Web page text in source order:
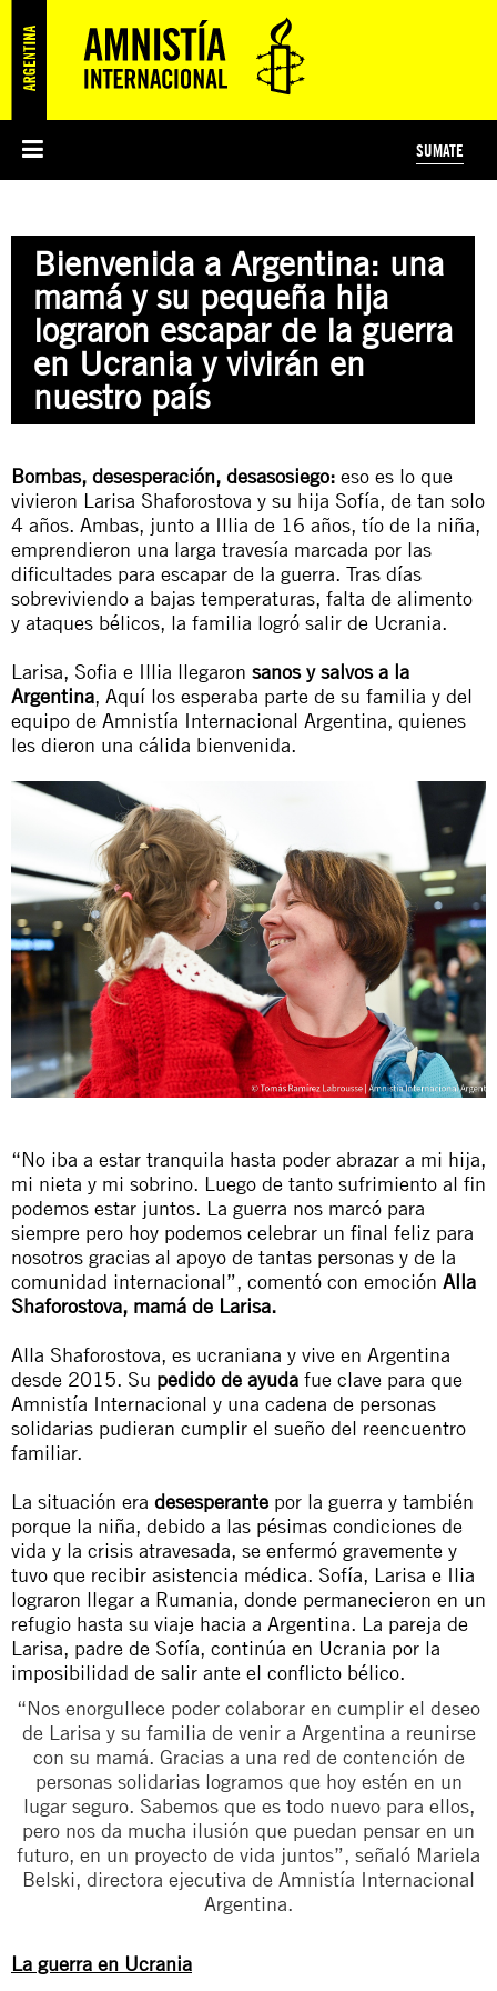
PREGUNTAS FRECUENTES
ÁREAS TEMÁTICAS
JUSTICIA INTERNACIONAL
EDUCACIÓN EN DERECHOS HUMANOS Y JÓVENES
PRENSA
SUSCRIBITE
SUMATE
PREGUNTAS FRECUENTES
Bienvenida a Argentina: una
mamá y su pequeña hija
lograron escapar de la guerra
en Ucrania y vivirán en
nuestro país
Bombas, desesperación, desasosiego: eso es lo que
vivieron Larisa Shaforostova y su hija Sofía, de tan solo
4 años. Ambas, junto a Illia de 16 años, tío de la niña,
emprendieron una larga travesía marcada por las
dificultades para escapar de la guerra. Tras días
sobreviviendo a bajas temperaturas, falta de alimento
y ataques bélicos, la familia logró salir de Ucrania.
Larisa, Sofia e Illia llegaron sanos y salvos a la
Argentina, Aquí los esperaba parte de su familia y del
equipo de Amnistía Internacional Argentina, quienes
les dieron una cálida bienvenida.
“No iba a estar tranquila hasta poder abrazar a mi hija,
mi nieta y mi sobrino. Luego de tanto sufrimiento al fin
podemos estar juntos. La guerra nos marcó para
siempre pero hoy podemos celebrar un final feliz para
nosotros gracias al apoyo de tantas personas y de la
comunidad internacional”, comentó con emoción Alla
Shaforostova, mamá de Larisa.
Alla Shaforostova, es ucraniana y vive en Argentina
desde 2015. Su pedido de ayuda fue clave para que
Amnistía Internacional y una cadena de personas
solidarias pudieran cumplir el sueño del reencuentro
familiar.
La situación era desesperante por la guerra y también
porque la niña, debido a las pésimas condiciones de
vida y la crisis atravesada, se enfermó gravemente y
tuvo que recibir asistencia médica. Sofía, Larisa e Ilia
lograron llegar a Rumania, donde permanecieron en un
refugio hasta su viaje hacia a Argentina. La pareja de
Larisa, padre de Sofía, continúa en Ucrania por la
imposibilidad de salir ante el conflicto bélico.
“Nos enorgullece poder colaborar en cumplir el deseo
de Larisa y su familia de venir a Argentina a reunirse
con su mamá. Gracias a una red de contención de
personas solidarias logramos que hoy estén en un
lugar seguro. Sabemos que es todo nuevo para ellos,
pero nos da mucha ilusión que puedan pensar en un
futuro, en un proyecto de vida juntos”, señaló Mariela
Belski, directora ejecutiva de Amnistía Internacional
Argentina.
La guerra en Ucrania